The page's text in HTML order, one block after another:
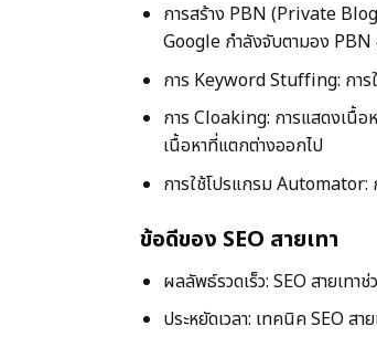
การสร้าง PBN (Private
Google กำลังจับตามอง PBN
การ Keyword Stuffing: การ
การ Cloaking: การแสดงเนื้
เนื้อหาที่แตกต่างออกไป
การใช้โปรแกรม Automator:
ข้อดีของ SEO สายเทา
ผลลัพธ์รวดเร็ว: SEO สายเท
ประหยัดเวลา: เทคนิค SEO ส